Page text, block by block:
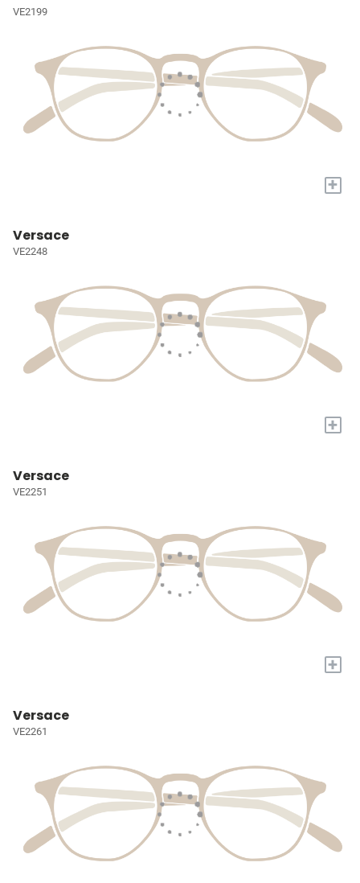
VE2199
+
Versace
VE2248
+
Versace
VE2251
+
Versace
VE2261